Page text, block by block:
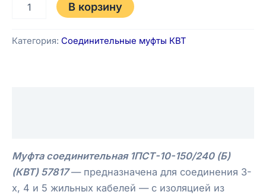
В корзину
Категория: Соединительные муфты КВТ
Муфта соединительная 1ПCТ-10-150/240 (Б)
(КВТ) 57817— предназначена для соединения 3-
х, 4 и 5 жильных кабелей — с изоляцией из